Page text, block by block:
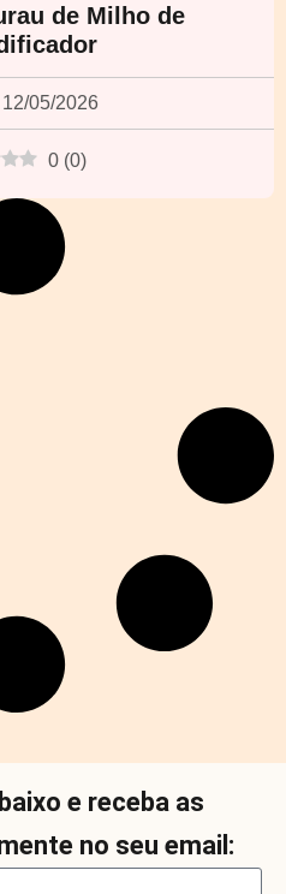
de Milho de
12/05/2026
0 (0)
e receba as
no seu email: